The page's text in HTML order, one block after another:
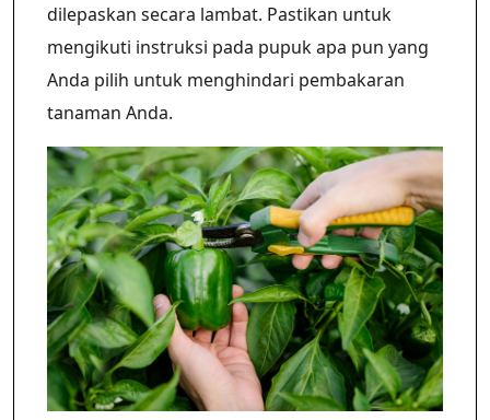
dilepaskan secara lambat. Pastikan untuk
mengikuti instruksi pada pupuk apa pun yang
Anda pilih untuk menghindari pembakaran
tanaman Anda.